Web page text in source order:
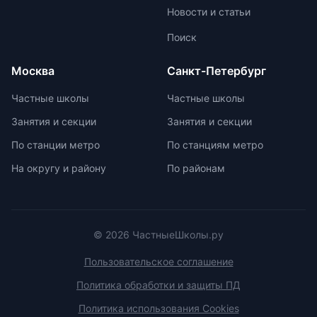
развития ребенка. При выборе
частной школы необходимо
недостатки, а также финансовые
возможности семьи. Важно
образовательной лицензии и
платных образовательных услуг.
Новости и статьи
Поиск
Москва
Частные школы
Занятия и секции
По станции метро
На округу и району
Санкт-Петербург
Частные школы
Занятия и секции
По станциям метро
По районам
© 2026 ЧастныеШколы.ру
Пользовательское соглашение
Политика обработки и защиты ПД
Политика использования Cookies